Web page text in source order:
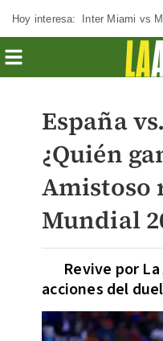
Hoy interesa: Inter Miami vs
España
¿Quién
Amistoso
Mundial
Revive por
acciones del